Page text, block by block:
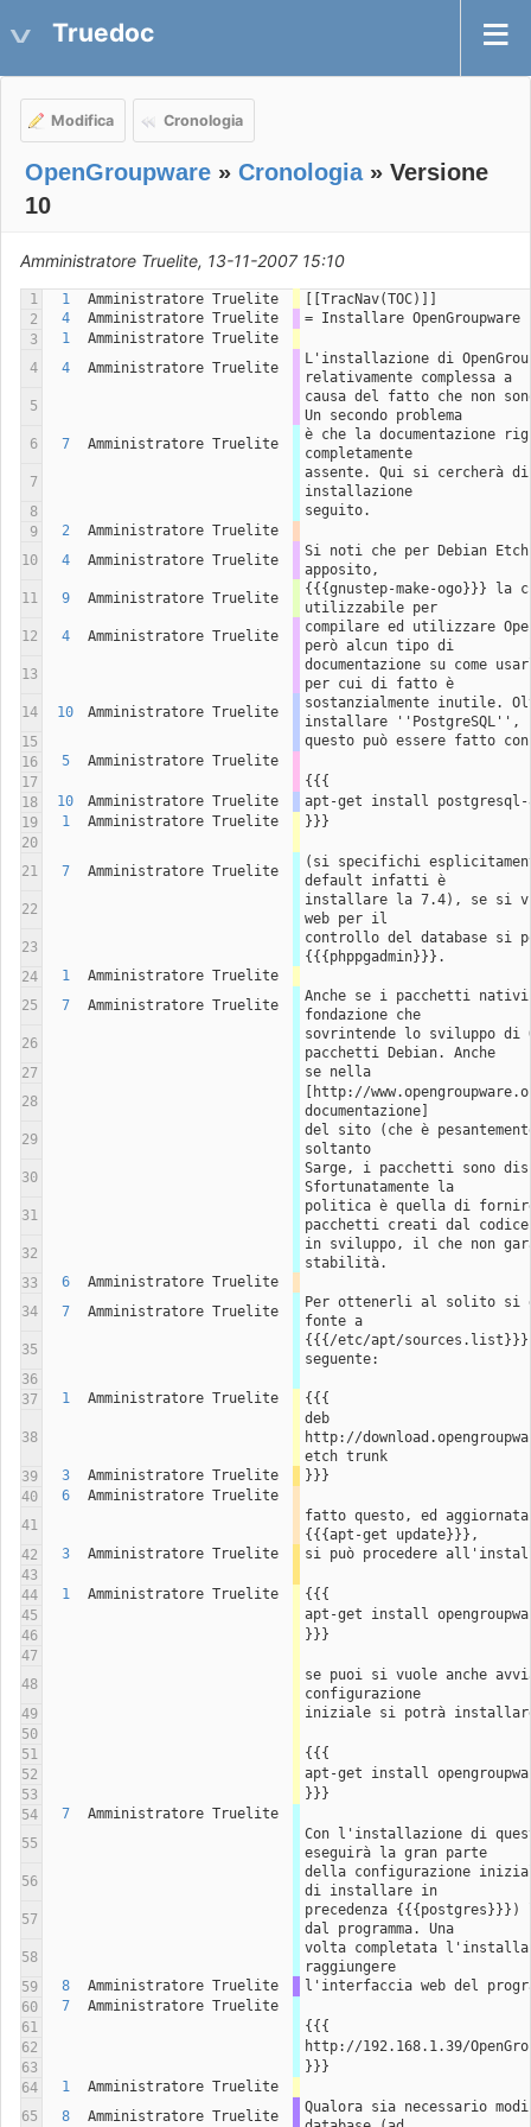
Truedoc
Modifica Cronologia
OpenGroupware » Cronologia» Versione
10
Amministratore Truelite, 13-11-2007 15:10
1 1 Amministratore Truelite
[[TracNav(TOC)]]
2
4 Amministratore Truelite
= Installare OpenGroupware
3
1
Amministratore Truelite
4
4 Amministratore Truelite
L'installazione di
relativamente complessa a
5
causa del fatto che non
Un secondo problema
6
7 Amministratore Truelite
è che la documentazione
completamente
7
assente. Qui si cercherà
installazione
8
seguito.
9
2
Amministratore Truelite
10
4 Amministratore Truelite
Si noti che per Debian
apposito,
11
9 Amministratore Truelite
{{{gnustep-make-ogo}}} la
utilizzabile per
12
4 Amministratore Truelite
compilare ed utilizzare
però alcun tipo di
13
documentazione su come
per cui di fatto è
14
10 Amministratore Truelite
sostanzialmente inutile.
installare ''PostgreSQL'',
15
questo può essere fatto
16
5
Amministratore Truelite
17
{{{
18
10 Amministratore Truelite
apt-get install postgresql-
19
1 Amministratore Truelite
}}}
20
21
7 Amministratore Truelite
(si specifichi
default infatti è
22
installare la 7.4), se si
web per il
23
controllo del database si
{{{phppgadmin}}}.
24
1
Amministratore Truelite
25
7 Amministratore Truelite
Anche se i pacchetti
fondazione che
26
sovrintende lo sviluppo di
pacchetti Debian. Anche
27
se nella
28
[http://
documentazione]
29
del sito (che è
soltanto
30
Sarge, i pacchetti sono
Sfortunatamente la
31
politica è quella di
pacchetti creati dal codice
32
in sviluppo, il che non
stabilità.
33
6
Amministratore Truelite
34
7 Amministratore Truelite
Per ottenerli al solito si
fonte a
35
{{{/etc/apt/
seguente:
36
37
1 Amministratore Truelite {{{
38
deb
http://
etch trunk
39
3 Amministratore Truelite
}}}
40
6
Amministratore Truelite
41
fatto questo, ed
{{{apt-get update}}},
42
3 Amministratore Truelite
si può procedere
43
44
1 Amministratore Truelite
{{{
45
apt-get install
46
}}}
47
48
se puoi si vuole anche
configurazione
49
iniziale si potrà
50
51
{{{
52
apt-get install
53
}}}
54
7
Amministratore Truelite
55
Con l'installazione di
eseguirà la gran parte
56
della configurazione
di installare in
57
precedenza {{{postgres}}})
dal programma. Una
58
volta completata
raggiungere
59
8 Amministratore Truelite
l'interfaccia web del
60
7
Amministratore Truelite
61
{{{
62
http://192.168.1.39/
63
}}}
64
1
Amministratore Truelite
65
8 Amministratore Truelite
Qualora sia necessario